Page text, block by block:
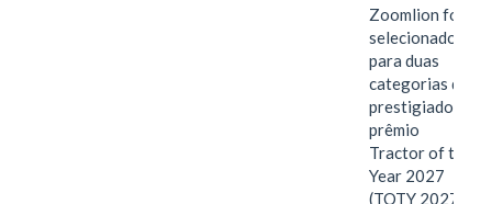
Zoomlion foi
selecionado
para duas
categorias do
prestigiado
prêmio
Tractor of the
Year 2027
(TOTY 2027: